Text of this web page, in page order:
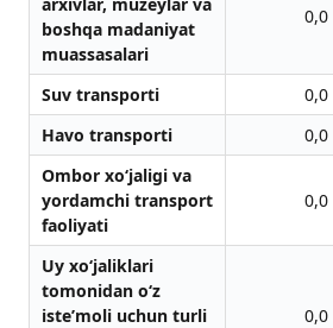
boshqa madaniyat
muassasalari
0,0
Suv transporti 0,0
Havo transporti
0,0
Ombor xo‘jaligi va
yordamchi transport
faoliyati
0,0
Uy xo‘jaliklari
tomonidan o‘z
iste’moli uchun turli
0,0